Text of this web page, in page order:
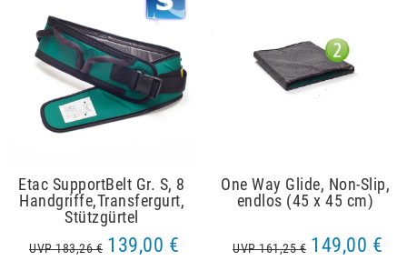
Etac SupportBelt Gr. S, 8
Handgriffe,Transfergurt,
Stützgürtel
UVP 183,26 € 139,00 €
One Way Glide, Non-Slip,
endlos (45 x 45 cm)
UVP 161,25 € 149,00 €